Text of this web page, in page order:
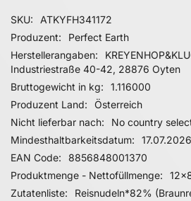
Mehr Informationen
SKU
ATKYFH341172
Produzent
Perfect Earth
Herstellerangaben
Industriestraße 40-42, 28876 Oyten
Bruttogewicht in kg
1.116000
Produzent Land
Österreich
Nicht lieferbar nach
No country
Mindesthaltbarkeitsdatum
17.07.2026
EAN Code
8856848001370
Produktmenge - Nettofüllmenge
Zutatenliste
Reisnudeln*82%